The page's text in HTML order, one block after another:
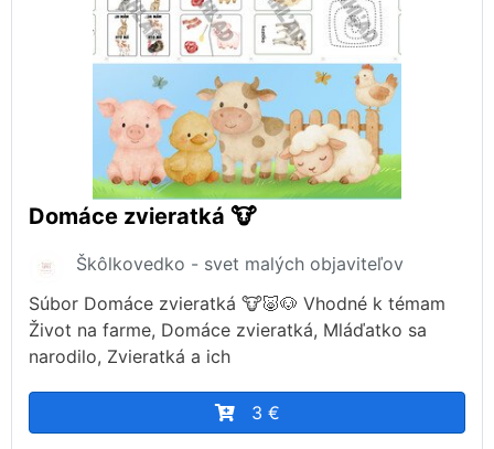
Domáce zvieratká 🐮
Škôlkovedko - svet malých objaviteľov
Súbor Domáce zvieratká 🐮🐷🐶 Vhodné k témam
Život na farme, Domáce zvieratká, Mláďatko sa
narodilo, Zvieratká a ich
3 €